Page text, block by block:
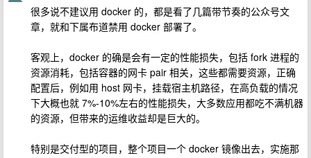
很多说不建议用 docker 的，都是看了几篇带节奏的公众号文
章，就和下属布道禁用 docker 部署了。
客观上，docker 的确是会有一定的性能损失，包括 fork 进程的
资源消耗，包括容器的网卡 pair 相关，这些都需要资源，正确
配置后，例如用 host 网卡，挂载宿主机路径，在高负载的情况
下大概也就 7%-10%左右的性能损失，大多数应用都吃不满机器
的资源，但带来的运维收益却是巨大的。
特别是交付型的项目，整个项目一个 docker 镜像出去，实施那